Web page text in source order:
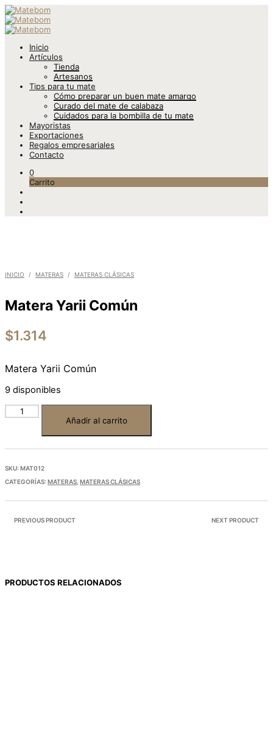
Inicio
Artículos
Tienda
Artesanos
Tips para tu mate
Cómo preparar un buen mate amargo
Curado del mate de calabaza
Cuidados para la bombilla de tu mate
Mayoristas
Exportaciones
Regalos empresariales
Contacto
0
Carrito
INICIO / MATERAS / MATERAS CLÁSICAS
Matera Yarii Común
$1.314
Matera Yarii Común
9 disponibles
Añadir al carrito
SKU: MAT012
CATEGORÍAS: MATERAS MATERAS CLÁSICAS
PREVIOUS PRODUCT NEXT PRODUCT
PRODUCTOS RELACIONADOS